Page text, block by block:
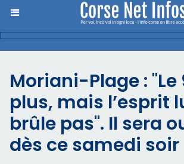
Moriani-Plage : "Le
plus, mais l’esprit
brûle pas". Il sera
dès ce samedi soir